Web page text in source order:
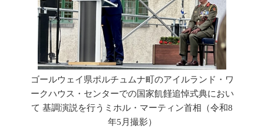
ゴールウェイ県ポルチュムナ町のアイルランド・ワ
ークハウス・センターでの国家飢饉追悼式典におい
て 基調演説を行うミホル・マーティン首相（令和8
年5月撮影）